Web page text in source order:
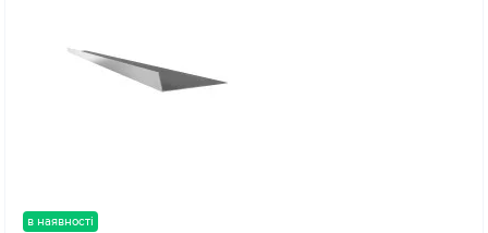
в наявності